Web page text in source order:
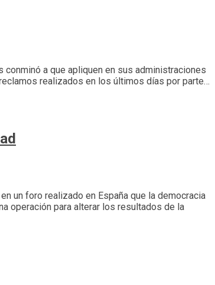
a que apliquen en sus administraciones
realizados en los últimos días por parte…
un foro realizado en España que la democracia
operación para alterar los resultados de la